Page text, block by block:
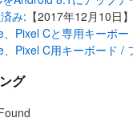
み:【2017年12月10日】
、Pixel Cと専用キーボ
Pixel C用キーボード /
グ